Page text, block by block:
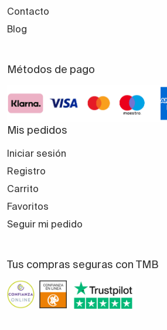
Contacto
Blog
Métodos de pago
Mis pedidos
Iniciar sesión
Registro
Carrito
Favoritos
Seguir mi pedido
Tus compras seguras con TMB